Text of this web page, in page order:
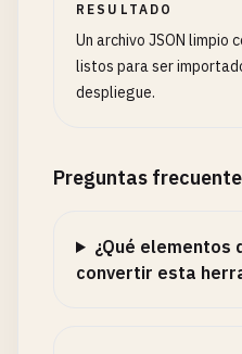
RESULTADO
Un archivo JSON limpio
listos para ser
despliegue.
Preguntas
¿Qué elementos
convertir esta